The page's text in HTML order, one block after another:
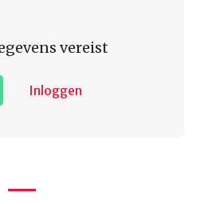
vereist
Inloggen